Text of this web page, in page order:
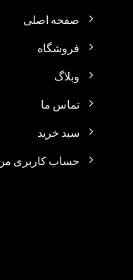
صفحه اصلی
فروشگاه
وبلاگ
تماس ما
سبد خرید
حساب کاربری